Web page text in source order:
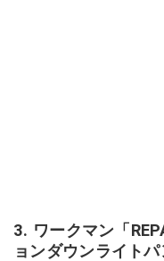
3. ワークマン「
ョンダウンライト